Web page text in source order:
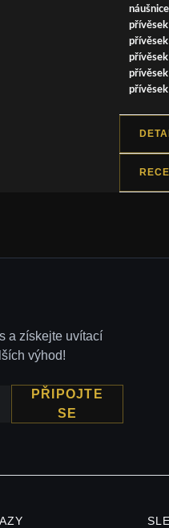
a získejte uvítací
výhod!
PŘIPOJTE
SE